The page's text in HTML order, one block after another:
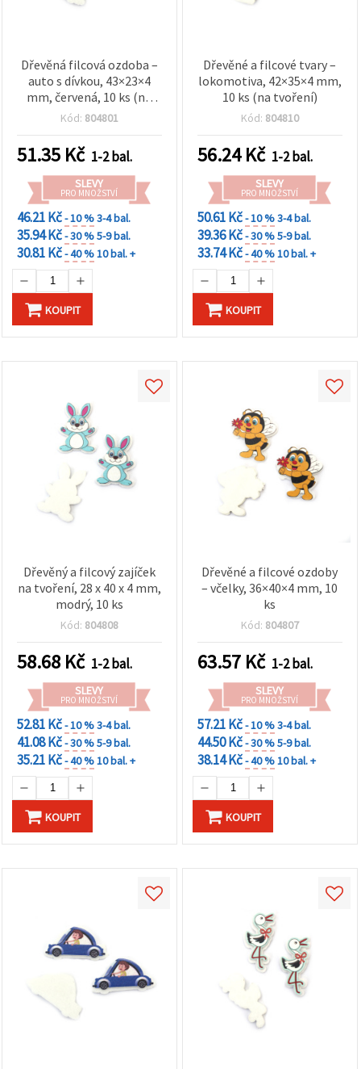
Dřevěná filcová ozdoba –
auto s dívkou, 43×23×4
mm, červená, 10 ks (na
tvoření/scrapbooking)
Kód: 804801
51.35 Kč 1-2 bal.
SLEVY
PRO MNOŽSTVÍ
46.21 Kč- 10 %3-4 bal.
35.94 Kč- 30 %5-9 bal.
30.81 Kč- 40 %10 bal. +
KOUPIT
Dřevěné a filcové tvary –
lokomotiva, 42×35×4 mm,
10 ks (na tvoření)
Kód: 804810
56.24Kč 1-2 bal.
SLEVY
PRO MNOŽSTVÍ
50.61 Kč- 10 %3-4 bal.
39.36 Kč- 30 %5-9 bal.
33.74 Kč- 40 %10 bal. +
KOUPIT
Dřevěný a filcový zajíček
na tvoření, 28 x 40 x 4 mm,
modrý, 10 ks
Kód: 804808
58.68 Kč 1-2 bal.
SLEVY
PRO MNOŽSTVÍ
52.81 Kč- 10 %3-4 bal.
41.08 Kč- 30 %5-9 bal.
35.21 Kč- 40 %10 bal. +
KOUPIT
Dřevěné a filcové ozdoby
– včelky, 36×40×4 mm, 10
ks
Kód: 804807
63.57 Kč 1-2 bal.
SLEVY
PRO MNOŽSTVÍ
57.21 Kč- 10 %3-4 bal.
44.50 Kč- 30 %5-9 bal.
38.14 Kč- 40 %10 bal. +
KOUPIT